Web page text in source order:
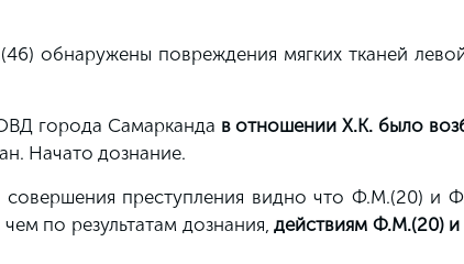
обнаружены повреждения мягких тканей
города Самарканда в отношении Х.К. было
Начато дознание.
совершения преступления видно что Ф.М.(20) и
по результатам дознания,действиям Ф.М.(20)